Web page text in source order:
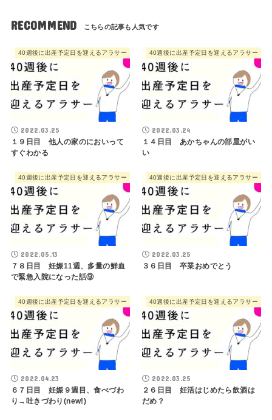
RECOMMEND
40週後に出産予定日を迎えるアラサー
2022.03.25
１９日目 他人の家のにおいって
すぐわかる
40週後に出産予定日を迎えるアラサー
2022.03.24
１４日目 あかちゃんの部屋がい
い
40週後に出産予定日を迎えるアラサー
2022.05.13
７８日目 妊娠11週、多量の鮮血
で緊急入院になった話⑨
40週後に出産予定日を迎えるアラサー
2022.03.25
３６日目 卒業おめでとう
40週後に出産予定日を迎えるアラサー
2022.04.23
６７日目 妊娠９週目、食べづわ
り→吐きづわり(new!)
40週後に出産予定日を迎えるアラサー
2022.03.25
２６日目 妊活はじめたら飲酒は
だめ？